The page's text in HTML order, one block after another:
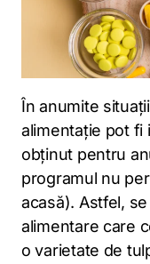
În anumite
alimentație pot fi
obținut pentru
programul nu
acasă). Astfel,
alimentare care
o varietate de